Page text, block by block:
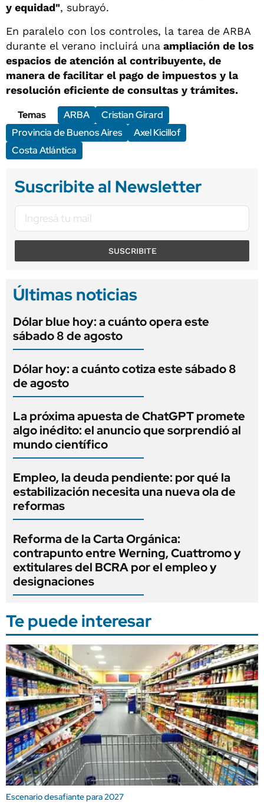
y equidad", subrayó.
En paralelo con los controles, la tarea de ARBA
durante el verano incluirá una ampliación de los
espacios de atención al contribuyente, de
manera de facilitar el pago de impuestos y la
resolución eficiente de consultas y trámites.
Temas
ARBA
Cristian Girard
Provincia de Buenos Aires
Axel Kicillof
Costa Atlántica
Suscribite al Newsletter
SUSCRIBITE
Últimas noticias
Dólar blue hoy: a cuánto opera este
sábado 8 de agosto
Dólar hoy: a cuánto cotiza este sábado 8
de agosto
La próxima apuesta de ChatGPT promete
algo inédito: el anuncio que sorprendió al
mundo científico
Empleo, la deuda pendiente: por qué la
estabilización necesita una nueva ola de
reformas
Reforma de la Carta Orgánica:
contrapunto entre Werning, Cuattromo y
extitulares del BCRA por el empleo y
designaciones
Te puede interesar
Escenario desafiante para 2027